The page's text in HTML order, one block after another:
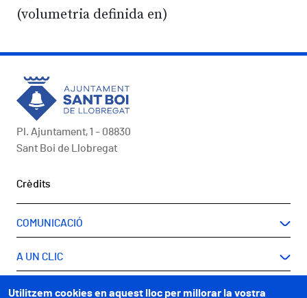
(volumetria definida en)
Pl. Ajuntament, 1 - 08830
Sant Boi de Llobregat
Peu
Crèdits
COMUNICACIÓ
A UN CLIC
WEBS MUNICIPALS
Utilitzem cookies en aquest lloc per millorar la vostra